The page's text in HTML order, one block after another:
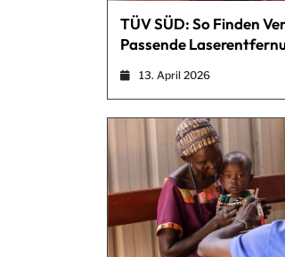
TÜV SÜD: So Finden
Passende
13. April 2026